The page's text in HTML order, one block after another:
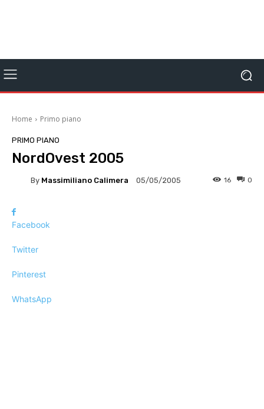
Home Primo piano
PRIMO PIANO
NordOvest 2005
By Massimiliano Calimera 05/05/2005 0
16
Facebook
Twitter
Pinterest
WhatsApp